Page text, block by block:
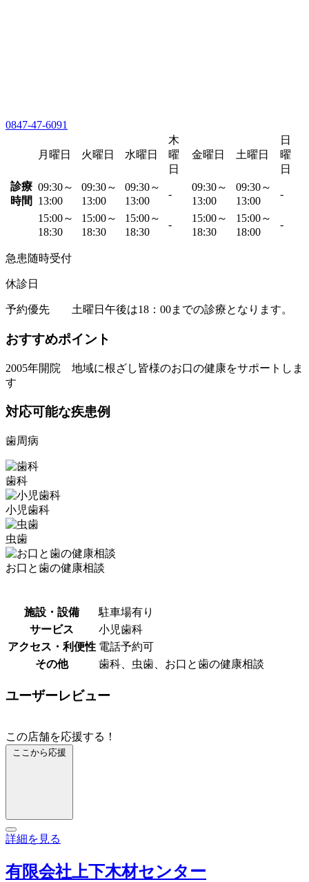
0847-47-6091
月曜日 火曜日 水曜日
木
曜
日
金曜日 土曜日
日
曜
日
診療
時間
09:30～
13:00
09:30～
13:00
09:30～
13:00
-
09:30～
13:00
09:30～
13:00
-
15:00～
18:30
15:00～
18:30
15:00～
18:30
-
15:00～
18:30
15:00～
18:00
-
急患随時受付
休診日
予約優先 土曜日午後は18：00までの診療となります。
おすすめポイント
2005年開院 地域に根ざし皆様のお口の健康をサポートしま
す
対応可能な疾患例
歯周病
歯科
小児歯科
虫歯
お口と歯の健康相談
施設・設備
駐車場有り
サービス
小児歯科
アクセス・利便性 電話予約可
その他
歯科、虫歯、お口と歯の健康相談
ユーザーレビュー
この店舗を応援する！
ここから応援
詳細を見る
有限会社上下木材センター